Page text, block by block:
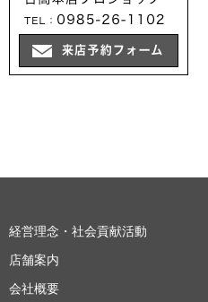
経営理念・社会貢献活動
店舗案内
会社概要